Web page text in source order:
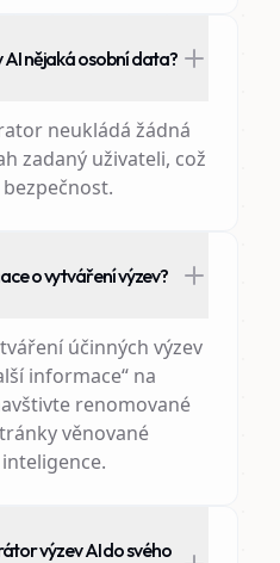
nějaká osobní data?
neukládá žádná
zadaný uživateli, což
o vytváření výzev?
účinných výzev
informace“ na
renomované
věnované
výzev AI do svého